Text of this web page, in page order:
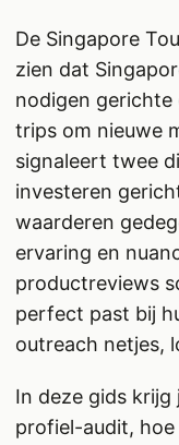
De Singapore
zien dat
nodigen gerichte
trips om nieuwe
signaleert twee
investeren
waarderen
ervaring en
productreviews
perfect past bij
outreach netjes,
In deze gids krijg
profiel-audit,